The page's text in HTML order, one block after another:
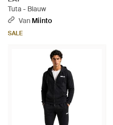
Tuta - Blauw
Van Miinto
SALE